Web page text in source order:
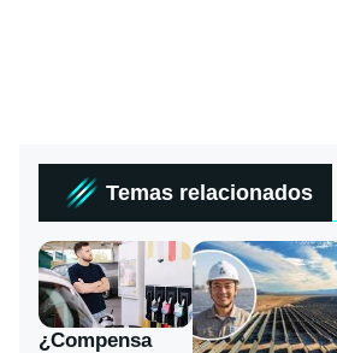
Temas relacionados
¿Compensa